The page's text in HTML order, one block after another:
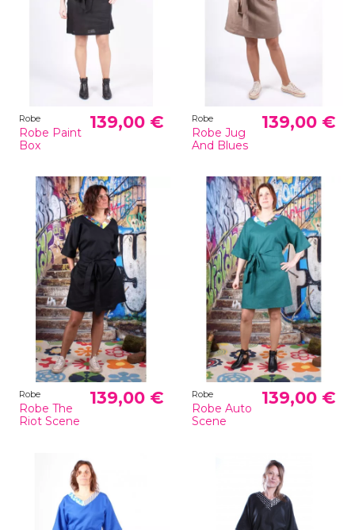
Robe
Robe Paint
Box
139,00 € Robe
Robe Jug
And Blues
139,00 €
Robe
Robe The
Riot Scene
139,00 € Robe
Robe Auto
Scene
139,00 €